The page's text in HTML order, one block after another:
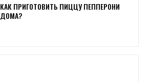
КАК ПРИГОТОВИТЬ ПИЦЦУ ПЕППЕРОНИ
ДОМА?